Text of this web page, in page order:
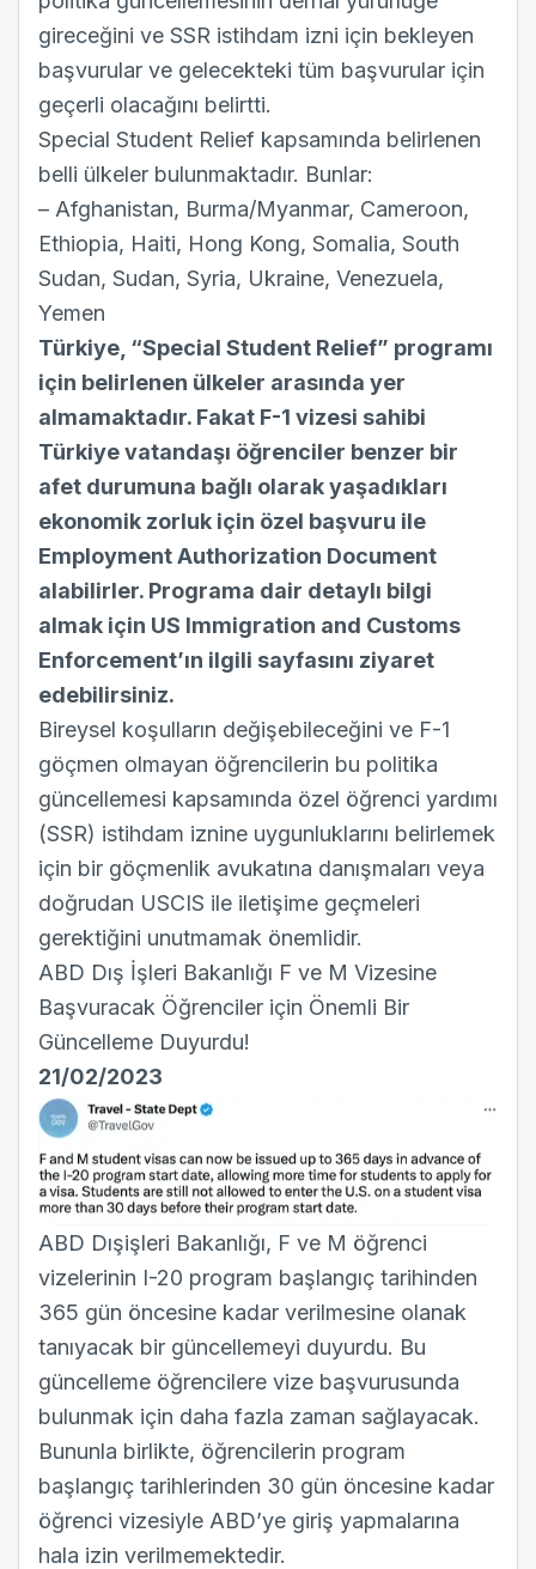
gireceğini ve SSR istihdam izni için bekleyen
başvurular ve gelecekteki tüm başvurular için
geçerli olacağını belirtti.
Special Student Relief kapsamında belirlenen
belli ülkeler bulunmaktadır. Bunlar:
– Afghanistan, Burma/Myanmar, Cameroon,
Ethiopia, Haiti, Hong Kong, Somalia, South
Sudan, Sudan, Syria, Ukraine, Venezuela,
Yemen
Türkiye, “Special Student Relief” programı
için belirlenen ülkeler arasında yer
almamaktadır. Fakat F-1 vizesi sahibi
Türkiye vatandaşı öğrenciler benzer bir
afet durumuna bağlı olarak yaşadıkları
ekonomik zorluk için özel başvuru ile
Employment Authorization Document
alabilirler. Programa dair detaylı bilgi
almak için US Immigration and Customs
Enforcement’ın ilgili sayfasını ziyaret
edebilirsiniz.
Bireysel koşulların değişebileceğini ve F-1
göçmen olmayan öğrencilerin bu politika
güncellemesi kapsamında özel öğrenci yardımı
(SSR) istihdam iznine uygunluklarını belirlemek
için bir göçmenlik avukatına danışmaları veya
doğrudan USCIS ile iletişime geçmeleri
gerektiğini unutmamak önemlidir.
ABD Dış İşleri Bakanlığı F ve M Vizesine
Başvuracak Öğrenciler için Önemli Bir
Güncelleme Duyurdu!
21/02/2023
ABD Dışişleri Bakanlığı, F ve M öğrenci
vizelerinin I-20 program başlangıç tarihinden
365 gün öncesine kadar verilmesine olanak
tanıyacak bir güncellemeyi duyurdu. Bu
güncelleme öğrencilere vize başvurusunda
bulunmak için daha fazla zaman sağlayacak.
Bununla birlikte, öğrencilerin program
başlangıç tarihlerinden 30 gün öncesine kadar
öğrenci vizesiyle ABD’ye giriş yapmalarına
hala izin verilmemektedir.